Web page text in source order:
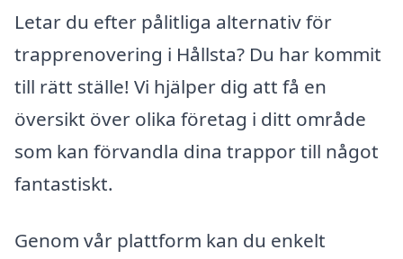
Letar du efter pålitliga alternativ för
trapprenovering i Hållsta? Du har kommit
till rätt ställe! Vi hjälper dig att få en
översikt över olika företag i ditt område
som kan förvandla dina trappor till något
fantastiskt.
Genom vår plattform kan du enkelt